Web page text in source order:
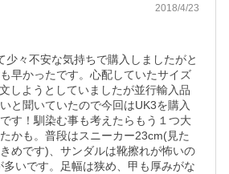
2018/4/23
少々不安な気持ちで購入しましたがと
早かったです。心配していたサイズ
しようとしていましたが並行輸入品
と聞いていたので今回はUK3を購入
す！馴染む事も考えたらもう１つ大
かも。普段はスニーカー23cm(見た
めです)、サンダルは靴擦れが怖いの
いです。足幅は狭め、甲も厚みがな